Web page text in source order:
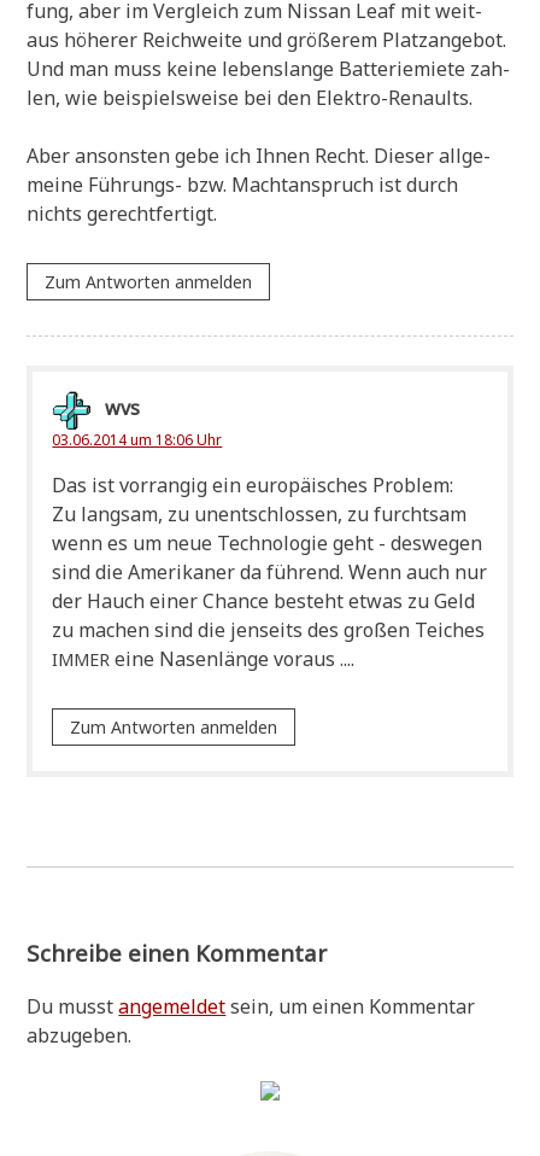
fung, aber im Ver­gleich zum Nis­san Leaf mit weit­
aus höhe­rer Reich­wei­te und grö­ße­rem Platz­an­ge­bot.
Und man muss kei­ne lebens­lan­ge Bat­te­rie­mie­te zah­
len, wie bei­spiels­wei­se bei den Elektro-Renaults.
Aber anson­sten gebe ich Ihnen Recht. Die­ser all­ge­
mei­ne Füh­rungs- bzw. Macht­an­spruch ist durch
nichts gerechtfertigt.
Zum Antworten anmelden
wvs
03.06.2014 um 18:06 Uhr
Das ist vor­ran­gig ein euro­päi­sches Problem:
Zu lang­sam, zu unent­schlos­sen, zu furcht­sam
wenn es um neue Tech­no­lo­gie geht - des­we­gen
sind die Ame­ri­ka­ner da füh­rend. Wenn auch nur
der Hauch einer Chan­ce besteht etwas zu Geld
zu machen sind die jen­seits des gro­ßen Tei­ches
IMMER eine Nasen­län­ge voraus ....
Zum Antworten anmelden
Schreibe einen Kommentar
Du musstangemeldetsein, um einen Kommentar
abzugeben.